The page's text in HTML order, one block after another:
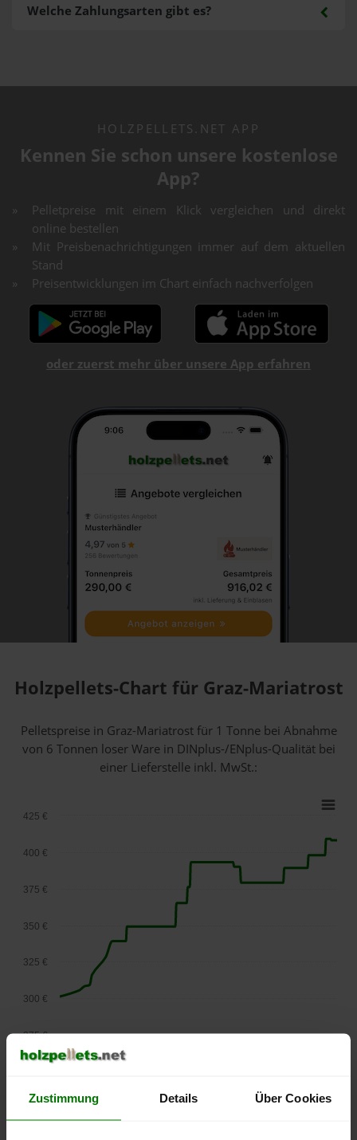
Zustimmung Details Über Cookies
Welche Zahlungsarten gibt es?
HOLZPELLETS.NET APP
Kennen Sie schon unsere kostenlose
App?
Pelletpreise mit einem Klick vergleichen und direkt
online bestellen
Mit Preisbenachrichtigungen immer auf dem aktuellen
Stand
Preisentwicklungen im Chart einfach nachverfolgen
oder zuerst mehr über unsere App erfahren
Holzpellets-Chart für Graz-Mariatrost
Pelletspreise in Graz-Mariatrost für 1 Tonne bei Abnahme
von 6 Tonnen loser Warein DINplus-/ENplus-Qualität bei
einer Lieferstelle inkl. MwSt.:
September
2025
275 €
300 €
325 €
350 €
375 €
400 €
425 €
Die aktuelle Preisentwicklung für Holzpellets in Österreich